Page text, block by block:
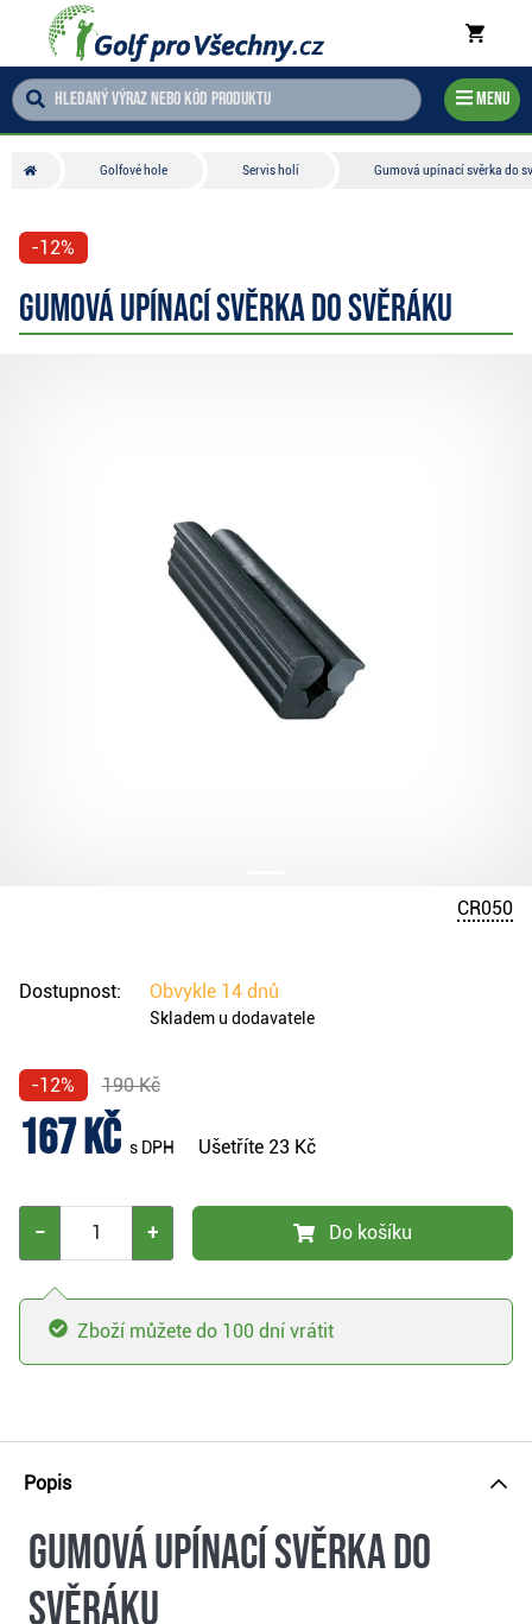
Menu
Golfové hole Servis holí Gumová upínací svěrka do
-12%
Gumová upínací svěrka do svěráku
CR050
Dostupnost: Obvykle 14 dnů
Skladem u dodavatele
-12% 190 Kč
167 Kč s DPH Ušetříte 23 Kč
− + Do košíku
Zboží můžete do 100 dní vrátit
Popis
Gumová upínací svěrka do
svěráku